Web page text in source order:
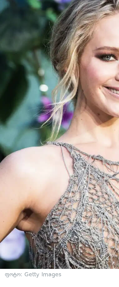
ფოტო: Getty Images